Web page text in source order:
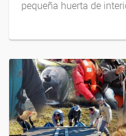
pequeña huerta de